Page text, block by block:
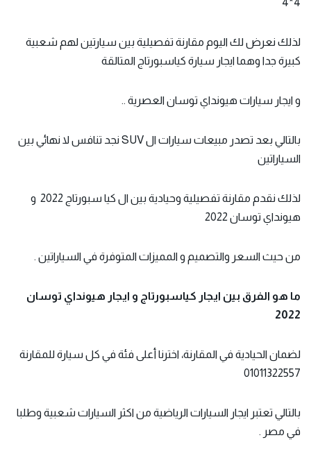
4*4
لذلك نعرض لك اليوم مقارنة تفصيلية بين سيارتين لهم شعبية
كبيرة جدا وهما ايجار سيارة كياسبورتاج المتالقة
و ايجار سيارات هيونداي توسان العصرية ..
بالتالي بعد تصدر مبيعات سيارات ال SUV نجد تنافس لا نهائي بين
السياراتين
لذلك نقدم مقارنة تفصيلية وحيادية بين ال كيا سبورتاج 2022 و
هيونداي توسان 2022
من حيث السعر والتصميم و المميزات المتوفرة في السياراتين .
ما هو الفرق بين ايجار كياسبورتاج و ايجار هيونداي توسان
2022
لضمان الحيادية في المقارنة، اخترنا أعلى فئة في كل سيارة للمقارنة
01011322557
بالتالي تعتبر ايجار السيارات الرياضية من اكثر السيارات شعبية وطلبا
في مصر .